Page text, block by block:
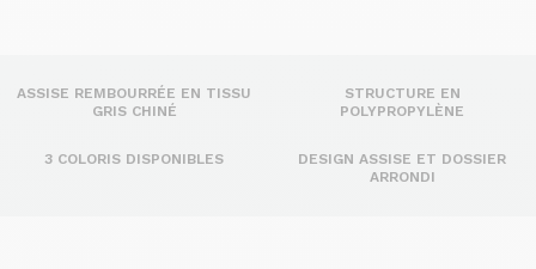
ASSISE REMBOURRÉE EN TISSU
GRIS CHINÉ
STRUCTURE EN
POLYPROPYLÈNE
3 COLORIS DISPONIBLES
DESIGN ASSISE ET DOSSIER
ARRONDI